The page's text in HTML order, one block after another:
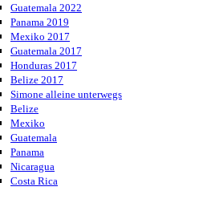
Guatemala 2022
Panama 2019
Mexiko 2017
Guatemala 2017
Honduras 2017
Belize 2017
Simone alleine unterwegs
Belize
Mexiko
Guatemala
Panama
Nicaragua
Costa Rica